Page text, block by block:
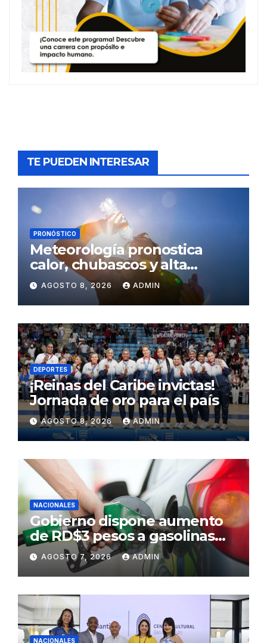
TE PUEDEN INTERESAR
PRONÓSTICO
Meteorología pronostica
calor, chubascos y alta
concentración de polvo del
Sahara para este sábado
AGOSTO 8, 2026 ADMIN
DEPORTES
¡Reinas del Caribe invictas!
Jornada de oro para el país
AGOSTO 8, 2026 ADMIN
NACIONALES
Gobierno dispone aumento
de RD$3 pesos a gasolinas
premium y regular
AGOSTO 7, 2026 ADMIN
NACIONALES